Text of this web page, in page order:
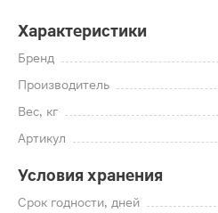
Характеристики
Бренд
Производитель
Вес, кг
Артикул
Условия хранения
Срок годности, дней